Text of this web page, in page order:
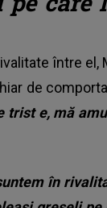
între el,
de
trist e, mă
în